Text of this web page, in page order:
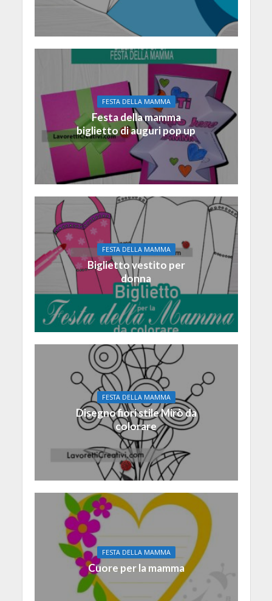
FESTA DELLA MAMMA
Festa della mamma
biglietto di auguri pop up
FESTA DELLA MAMMA
Biglietto vestito per
donna
FESTA DELLA MAMMA
Disegno fiori stile Mirò da
colorare
FESTA DELLA MAMMA
Cuore per la mamma